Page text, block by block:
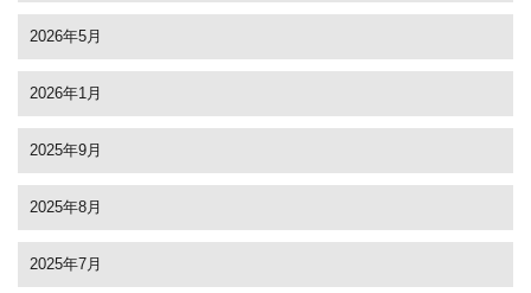
2026年5月
2026年1月
2025年9月
2025年8月
2025年7月